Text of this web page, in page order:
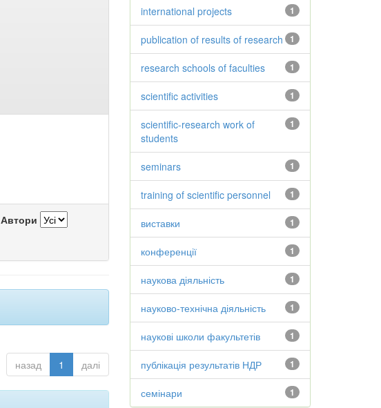
Автори
назад 1 далі
1
international projects
1
publication of results of research
1
research schools of faculties
1
scientific activities
1
scientific-research work of
students
1
seminars
1
training of scientific personnel
1
виставки
1
конференції
1
наукова діяльність
1
науково-технічна діяльність
1
наукові школи факультетів
1
публікація результатів НДР
1
семінари